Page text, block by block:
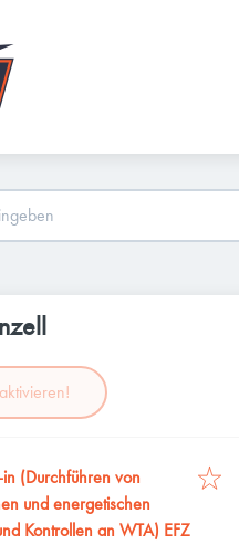
(Durchführen von
und energetischen
Kontrollen an WTA) EFZ